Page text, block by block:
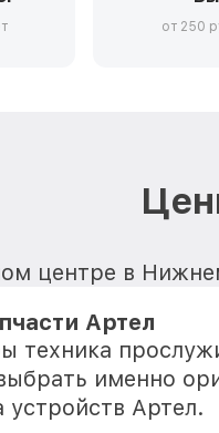
от 250
центре в
Артел
техника
именно
устройств Артел.